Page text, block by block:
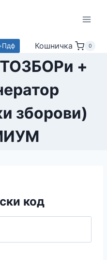
Кошничка 0
+
зборови)
код